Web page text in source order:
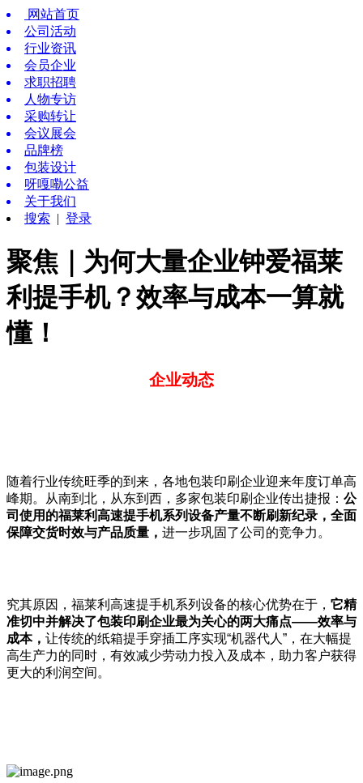
网站首页
公司活动
行业资讯
会员企业
求职招聘
人物专访
采购转让
会议展会
品牌榜
包装设计
呀嘎嘞公益
关于我们
搜索 | 登录
聚焦｜为何大量企业钟爱福莱
利提手机？效率与成本一算就
懂！
企业动态
随着行业传统旺季的到来，各地包装印刷企业迎来年度订单高
峰期。从南到北，从东到西，多家包装印刷企业传出捷报： 公
司使用的福莱利高速提手机系列设备产量不断刷新纪录，全面
保障交货时效与产品质量， 进一步巩固了公司的竞争力。
究其原因，福莱利高速提手机系列设备的核心优势在于， 它精
准切中并解决了包装印刷企业最为关心的两大痛点——效率与
成本， 让传统的纸箱提手穿插工序实现“机器代人”，在大幅提
高生产力的同时，有效减少劳动力投入及成本，助力客户获得
更大的利润空间。